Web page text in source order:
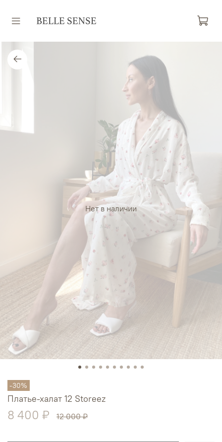
Нет в наличии
-30%
Платье-халат 12 Storeez
8 400 ₽ 12 000 ₽